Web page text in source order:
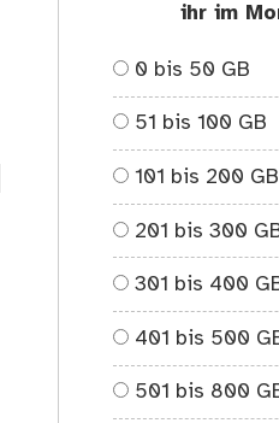
Herbstwaldlauf
ihr im
0 bis 50 GB
51 bis 100 GB
101 bis 200 GB
201 bis 300
301 bis 400
401 bis 500
501 bis 800